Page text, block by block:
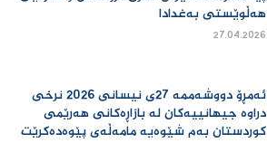
هەڵوێستی بەغدادا
27.04.2026
ئەمڕۆ دووشەممە 27ی نیسانی 2026 نرخی
دراوە جیهانییەكان لە بازاڕەكانی هەرێمی
كوردستان بەم شێوەیە مامەڵەی پێوەدەكرێت